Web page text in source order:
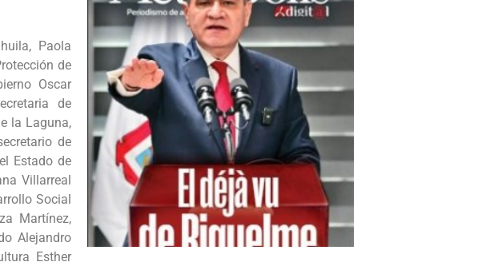
Paola
de
Oscar
de
la Laguna,
de
Estado de
Villarreal
Social
Martínez,
Alejandro
Esther